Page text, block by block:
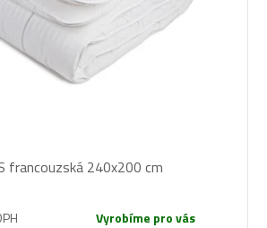
francouzská 240x200 cm
Vyrobíme pro vás